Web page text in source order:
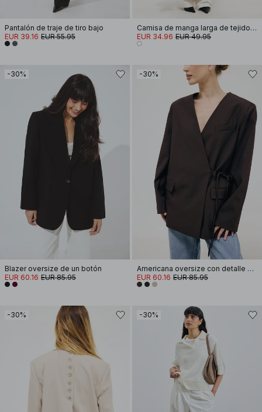
Pantalón de traje de tiro bajo
EUR 39.16 EUR 55.95
Camisa de manga larga de tejido seersucker
EUR 34.96 EUR 49.95
-30%
Blazer oversize de un botón
EUR 60.16 EUR 85.95
-30%
Americana oversize con detalle de lazo
EUR 60.16 EUR 85.95
-30% -30%